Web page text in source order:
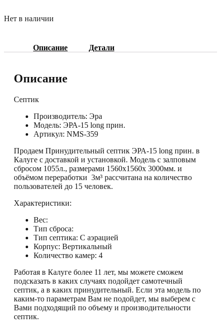
Нет в наличии
Описание Детали
Описание
Септик
Производитель: Эра
Модель: ЭРА-15 long прин.
Артикул: NMS-359
Продаем Принудительный септик ЭРА-15 long прин. в
Калуге с доставкой и установкой. Модель с залповым
сбросом 1055л., размерами 1560х1560х 3000мм. и
объёмом переработки 3м³ рассчитана на количество
пользователей до 15 человек.
Характеристики:
Вес:
Тип сброса:
Тип септика: С аэрацией
Корпус: Вертикальный
Количество камер: 4
Работая в Калуге более 11 лет, мы можете сможем
подсказать в каких случаях подойдет самотечный
септик, а в каких принудительный. Если эта модель по
каким-то параметрам Вам не подойдет, мы выберем с
Вами подходящий по объему и производительности
септик.